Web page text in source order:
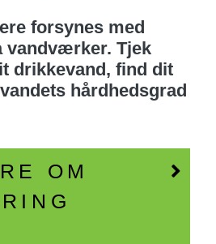
forsynes med
vandværker. Tjek
drikkevand, find dit
hårdhedsgrad
OM